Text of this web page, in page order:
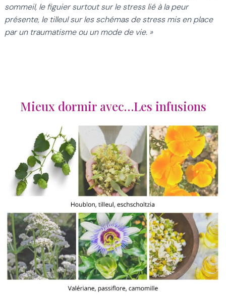
sommeil, le figuier surtout sur le stress lié à la peur
présente, le tilleul sur les schémas de stress mis en place
par un traumatisme ou un mode de vie. »
Mieux dormir avec…Les infusions